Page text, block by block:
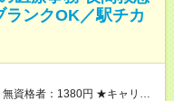
ンクOK／駅チカ
：1380円 ★キャリア